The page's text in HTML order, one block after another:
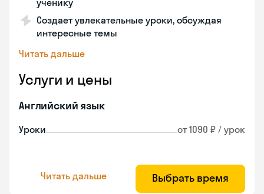
ученику
Создает увлекательные уроки, обсуждая
интересные темы
Читать дальше
Услуги и цены
Английский язык
Уроки от 1090 ₽ / урок
Читать дальше Выбрать время